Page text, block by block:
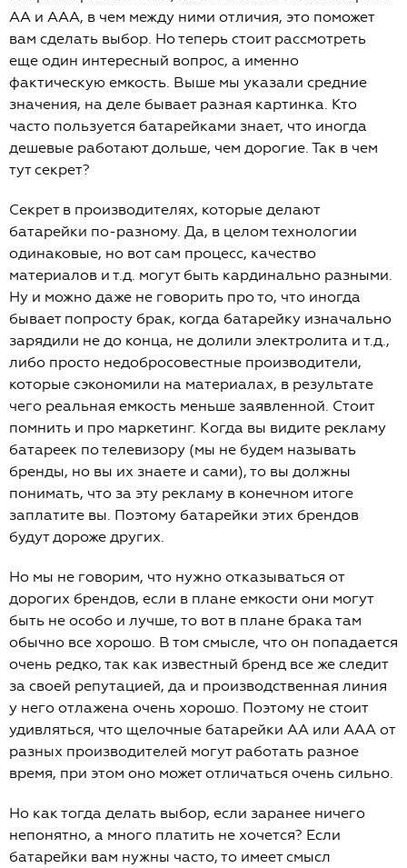
АА и ААА, в чем между ними отличия, это поможет
вам сделать выбор. Но теперь стоит рассмотреть
еще один интересный вопрос, а именно
фактическую емкость. Выше мы указали средние
значения, на деле бывает разная картинка. Кто
часто пользуется батарейками знает, что иногда
дешевые работают дольше, чем дорогие. Так в чем
тут секрет?
Секрет в производителях, которые делают
батарейки по-разному. Да, в целом технологии
одинаковые, но вот сам процесс, качество
материалов и т.д. могут быть кардинально разными.
Ну и можно даже не говорить про то, что иногда
бывает попросту брак, когда батарейку изначально
зарядили не до конца, не долили электролита и т.д.,
либо просто недобросовестные производители,
которые сэкономили на материалах, в результате
чего реальная емкость меньше заявленной. Стоит
помнить и про маркетинг. Когда вы видите рекламу
батареек по телевизору (мы не будем называть
бренды, но вы их знаете и сами), то вы должны
понимать, что за эту рекламу в конечном итоге
заплатите вы. Поэтому батарейки этих брендов
будут дороже других.
Но мы не говорим, что нужно отказываться от
дорогих брендов, если в плане емкости они могут
быть не особо и лучше, то вот в плане брака там
обычно все хорошо. В том смысле, что он попадается
очень редко, так как известный бренд все же следит
за своей репутацией, да и производственная линия
у него отлажена очень хорошо. Поэтому не стоит
удивляться, что щелочные батарейки АА или ААА от
разных производителей могут работать разное
время, при этом оно может отличаться очень сильно.
Но как тогда делать выбор, если заранее ничего
непонятно, а много платить не хочется? Если
батарейки вам нужны часто, то имеет смысл